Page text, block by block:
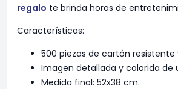
regalo te brinda horas de
Características:
500 piezas de cartón resistente
Imagen detallada y colorida
Medida final: 52x38 cm.